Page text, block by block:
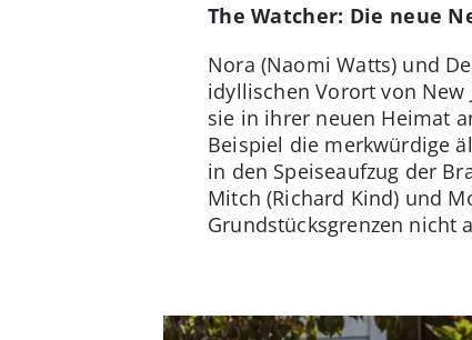
The Watcher: Die neue
Nora (Naomi Watts) und
idyllischen Vorort von New
sie in ihrer neuen Heimat
Beispiel die merkwürdige
in den Speiseaufzug der
Mitch (Richard Kind) und
Grundstücksgrenzen nicht